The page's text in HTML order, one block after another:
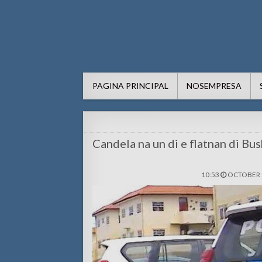
PAGINA PRINCIPAL NOSEMPRESA
Candela na un di e flatnan di
10:53 OCTOBER